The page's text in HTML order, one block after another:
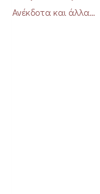
Ανέκδοτα και άλλα…